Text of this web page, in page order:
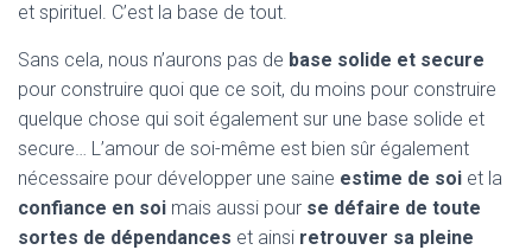
O
et spirituel. C’est la base de tout.
Sans cela, nous n’aurons pas de base solide et secure
pour construire quoi que ce soit, du moins pour construire
quelque chose qui soit également sur une base solide et
secure… L’amour de soi-même est bien sûr également
nécessaire pour développer une saine estime de soi et la
confiance en soi mais aussi pour se défaire de toute
sortes de dépendances et ainsi retrouver sa pleine